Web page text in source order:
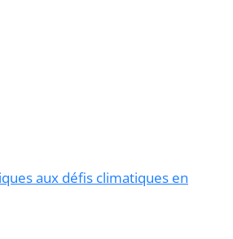
aux défis climatiques en